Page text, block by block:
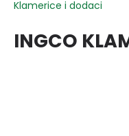
Klamerice i dodaci
INGCO